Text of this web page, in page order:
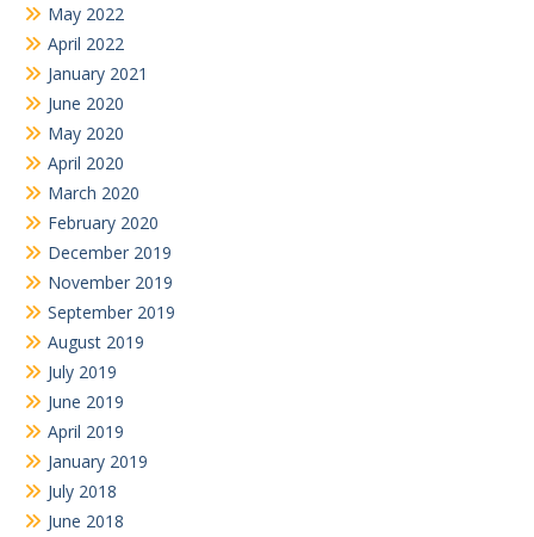
May 2022
April 2022
January 2021
June 2020
May 2020
April 2020
March 2020
February 2020
December 2019
November 2019
September 2019
August 2019
July 2019
June 2019
April 2019
January 2019
July 2018
June 2018